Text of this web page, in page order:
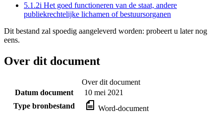
5.1.2i Het goed functioneren van de staat, andere
publiekrechtelijke lichamen of bestuursorganen
Dit bestand zal spoedig aangeleverd worden: probeert u later nog
eens.
Over dit document
Over dit document
Datum document
10 mei 2021
Type bronbestand
Word-document